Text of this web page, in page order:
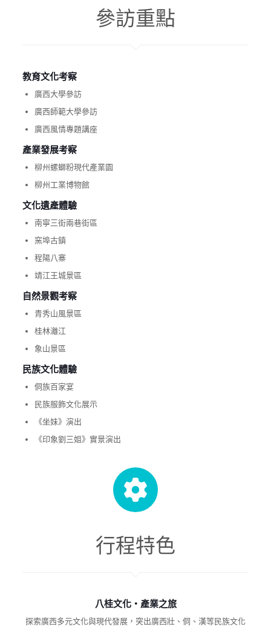
參訪重點
教育文化考察
廣西大學參訪
廣西師範大學參訪
廣西風情專題講座
產業發展考察
柳州螺螄粉現代產業園
柳州工業博物館
文化遺產體驗
南寧三街兩巷街區
窯埠古鎮
程陽八寨
靖江王城景區
自然景觀考察
青秀山風景區
桂林灕江
象山景區
民族文化體驗
侗族百家宴
民族服飾文化展示
《坐妹》演出
《印象劉三姐》實景演出
行程特色
八桂文化・產業之旅
探索廣西多元文化與現代發展，突出廣西壯、侗、漢等民族文化